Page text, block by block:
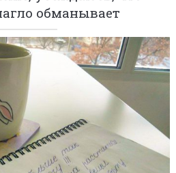
обманывает